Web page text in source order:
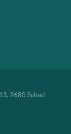
2680 Solrød